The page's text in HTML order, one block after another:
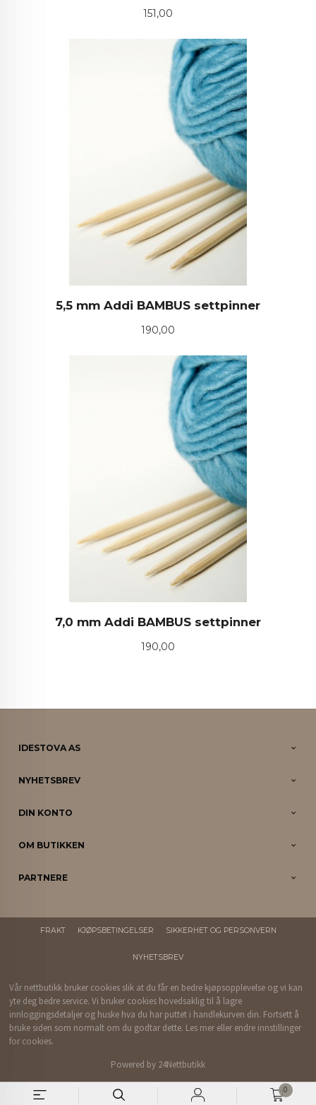
0
Pris
151,00
5,5 mm Addi BAMBUS settpinner
Pris
190,00
7,0 mm Addi BAMBUS settpinner
Pris
190,00
IDESTOVA AS
NYHETSBREV
DIN KONTO
OM BUTIKKEN
PARTNERE
FRAKT KJØPSBETINGELSER SIKKERHET OG PERSONVERN
NYHETSBREV
Vår nettbutikk bruker cookies slik at du får en bedre kjøpsopplevelse og vi kan
yte deg bedre service. Vi bruker cookies hovedsaklig til å lagre
innloggingsdetaljer og huske hva du har puttet i handlekurven din. Fortsett å
bruke siden som normalt om du godtar dette. Les mer eller endre innstillinger
for cookies.
Powered by 24Nettbutikk